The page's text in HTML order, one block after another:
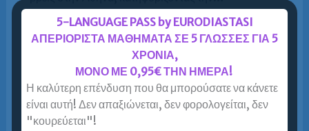
Φροντιστήριο ξένων γλωσσών για
ενήλικες στον Πειραιά = Ευρωδιάσταση!
Εξειδικευμένο φροντιστήριο ξένων
5-LANGUAGE PASS by EURODIASTASI
ΑΠΕΡΙΟΡΙΣΤΑ ΜΑΘΗΜΑΤΑ ΣΕ 5 ΓΛΩΣΣΕΣ ΓΙΑ 5
ΧΡΟΝΙΑ,
ΜΟΝΟ ΜΕ 0,95€ ΤΗΝ ΗΜΕΡΑ!
Η καλύτερη επένδυση που θα μπορούσατε να κάνετε
είναι αυτή! Δεν απαξιώνεται, δεν φορολογείται, δεν
"κουρεύεται"!